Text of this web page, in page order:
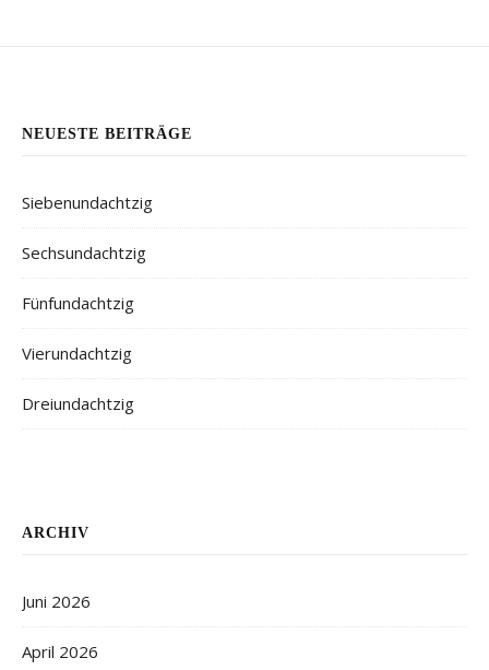
NEUESTE BEITRÄGE
Siebenundachtzig
Sechsundachtzig
Fünfundachtzig
Vierundachtzig
Dreiundachtzig
ARCHIV
Juni 2026
April 2026